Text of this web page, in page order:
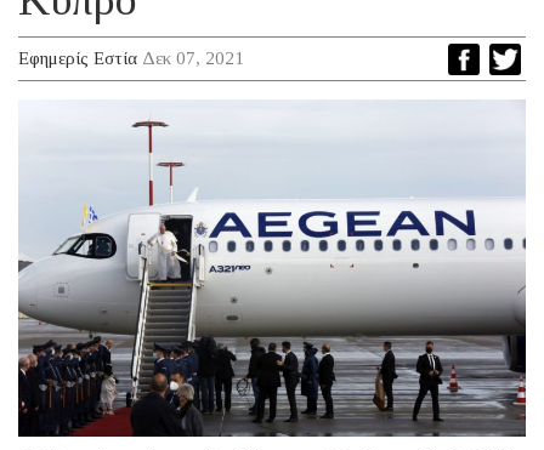
Εφημερίς Εστία Δεκ 07, 2021